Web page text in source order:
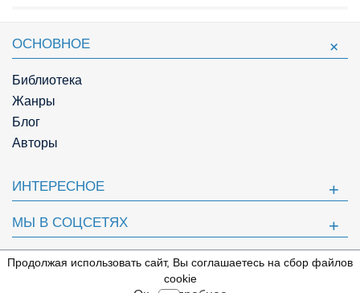
⇩
ОСНОВНОЕ
Библиотека
Жанры
Блог
Авторы
ИНТЕРЕСНОЕ
МЫ В СОЦСЕТЯХ
ПОЛЕЗНОЕ
Продолжая использовать сайт, Вы соглашаетесь на сбор файлов
cookie